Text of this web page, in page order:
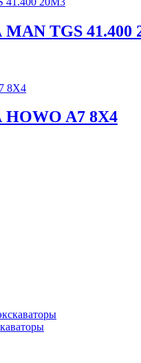
TGS 41.400
A7 8Х4